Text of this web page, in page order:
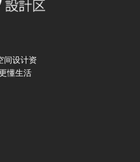
间设计资
懂生活